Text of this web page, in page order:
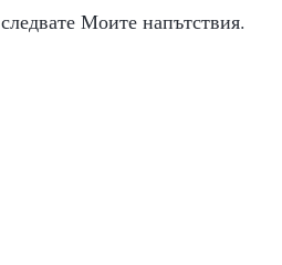
следвате Моите напътствия.